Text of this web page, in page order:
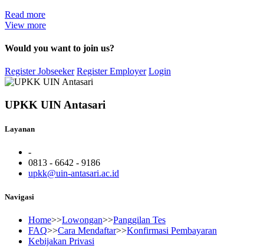
Read more
View more
Would you want to join us?
Register Jobseeker Register Employer Login
UPKK UIN Antasari
Layanan
-
0813 - 6642 - 9186
upkk@uin-antasari.ac.id
Navigasi
Home>>Lowongan>>Panggilan Tes
FAQ>>Cara Mendaftar>>Konfirmasi Pembayaran
Kebijakan Privasi